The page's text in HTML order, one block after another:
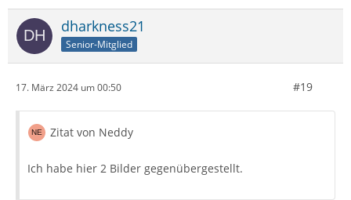
dharkness21
Senior-Mitglied
17. März 2024 um 00:50 #19
Zitat von Neddy
Ich habe hier 2 Bilder gegenübergestellt.